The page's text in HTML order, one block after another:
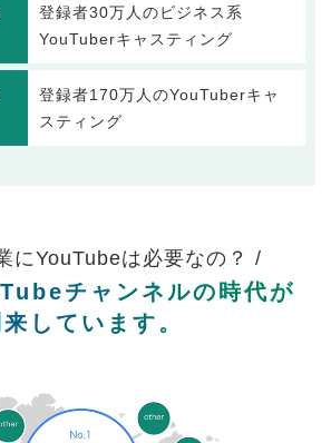
登録者30万人のビジネス系
YouTuberキャスティング
登録者170万人のYouTuberキャ
スティング
にYouTubeは必要なの？ /
チャンネルの時代が
しています。